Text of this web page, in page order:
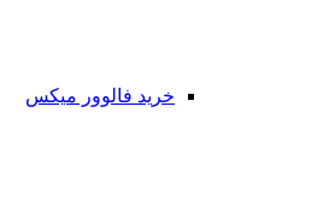
خرید فالوور میکس